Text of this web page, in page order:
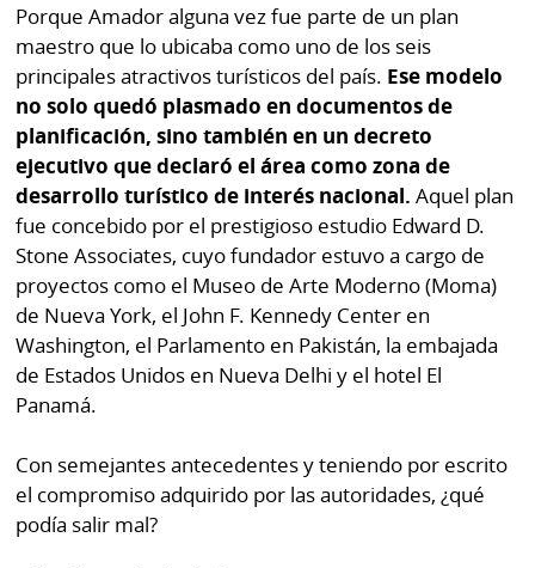
Porque Amador alguna vez fue parte de un plan
maestro que lo ubicaba como uno de los seis
principales atractivos turísticos del país. Ese modelo
no solo quedó plasmado en documentos de
planificación, sino también en un decreto
ejecutivo que declaró el área como zona de
desarrollo turístico de interés nacional. Aquel plan
fue concebido por el prestigioso estudio Edward D.
Stone Associates, cuyo fundador estuvo a cargo de
proyectos como el Museo de Arte Moderno (Moma)
de Nueva York, el John F. Kennedy Center en
Washington, el Parlamento en Pakistán, la embajada
de Estados Unidos en Nueva Delhi y el hotel El
Panamá.
Con semejantes antecedentes y teniendo por escrito
el compromiso adquirido por las autoridades, ¿qué
podía salir mal?